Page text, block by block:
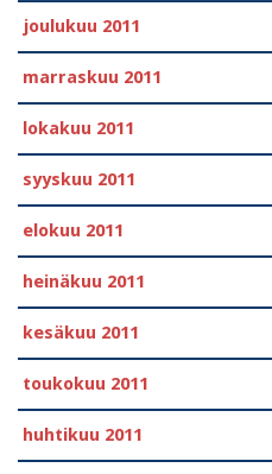
joulukuu 2011
marraskuu 2011
lokakuu 2011
syyskuu 2011
elokuu 2011
heinäkuu 2011
kesäkuu 2011
toukokuu 2011
huhtikuu 2011